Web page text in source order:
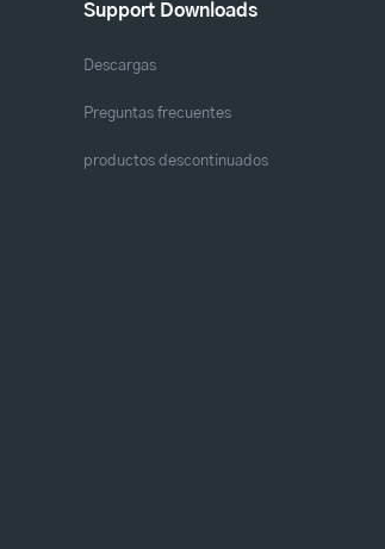
Support Downloads
Descargas
Preguntas frecuentes
productos descontinuados